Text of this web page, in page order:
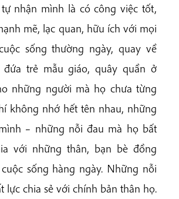
nhận mình là có công việc tốt,
mẽ, lạc quan, hữu ích với mọi
sống thường ngày, quay về
đứa trẻ mẫu giáo, quây quần ở
những người mà họ chưa từng
không nhớ hết tên nhau, những
– những nỗi đau mà họ bất
với những thân, bạn bè đồng
sống hàng ngày. Những nỗi
lực chia sẻ với chính bản thân họ.